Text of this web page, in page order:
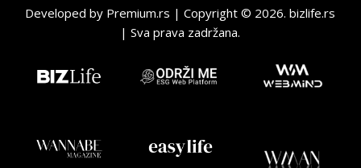
Developed by Premium.rs | Copyright © 2026.bizlife.rs
| Sva prava zadržana.